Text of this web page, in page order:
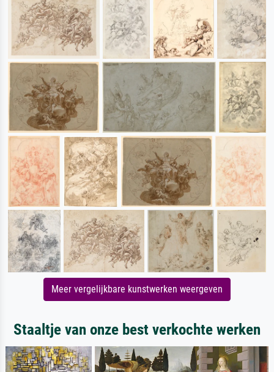
Meer vergelijkbare kunstwerken weergeven
Staaltje van onze best verkochte werken